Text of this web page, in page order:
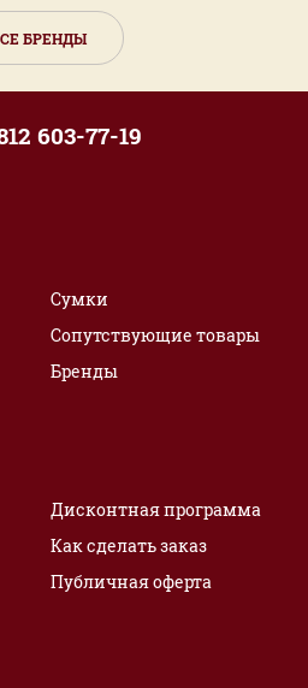
БРЕНДЫ
Сумки
Сопутствующие товары
Бренды
Дисконтная программа
Как сделать заказ
Публичная оферта
603-77-19